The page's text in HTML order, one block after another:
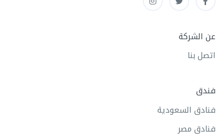
عن الشركة
اتصل بنا
فندق
فنادق السعودية
فنادق مصر